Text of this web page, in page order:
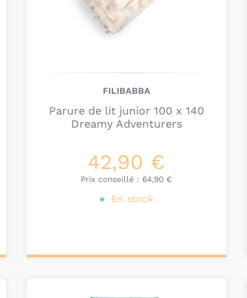
FILIBABBA
Parure de lit junior 100 x 140
Dreamy Adventurers
42,90 €
Prix conseillé : 64,90 €
En stock